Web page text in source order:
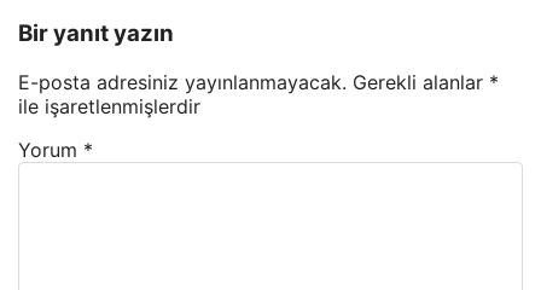
Bir yanıt yazın
E-posta adresiniz yayınlanmayacak. Gerekli alanlar *
ile işaretlenmişlerdir
Yorum *